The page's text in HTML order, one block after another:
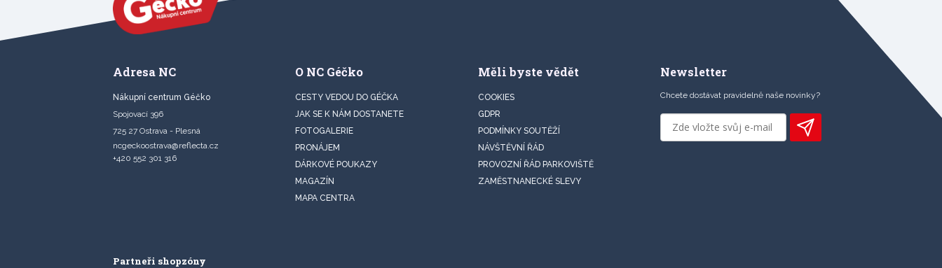
Adresa NC
Nákupní centrum Géčko
Spojovací 396
725 27 Ostrava - Plesná
ncgeckoostrava@reflecta.cz
+420 552 301 316
O NC Géčko
CESTY VEDOU DO GÉČKA
JAK SE K NÁM DOSTANETE
FOTOGALERIE
PRONÁJEM
DÁRKOVÉ POUKAZY
MAGAZÍN
MAPA CENTRA
Měli byste vědět
COOKIES
GDPR
PODMÍNKY SOUTĚŽÍ
NÁVŠTĚVNÍ ŘÁD
PROVOZNÍ ŘÁD PARKOVIŠTĚ
ZAMĚSTNANECKÉ SLEVY
Newsletter
Chcete dostávat pravidelně naše novinky?
Partneři shopzóny